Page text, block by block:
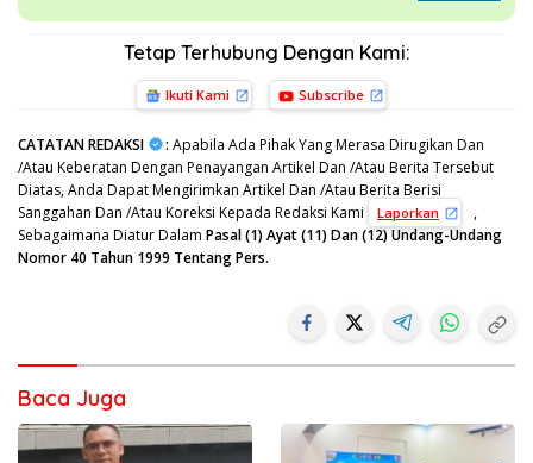
Tetap Terhubung Dengan Kami:
Ikuti Kami Subscribe
CATATAN REDAKSI : Apabila Ada Pihak Yang Merasa Dirugikan Dan
/Atau Keberatan Dengan Penayangan Artikel Dan /Atau Berita Tersebut
Diatas, Anda Dapat Mengirimkan Artikel Dan /Atau Berita Berisi
Sanggahan Dan /Atau Koreksi Kepada Redaksi Kami
Laporkan
,
Sebagaimana Diatur Dalam Pasal (1) Ayat (11) Dan (12) Undang-Undang
Nomor 40 Tahun 1999 Tentang Pers.
Baca Juga